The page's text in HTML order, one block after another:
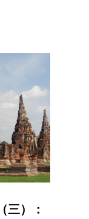
三）：